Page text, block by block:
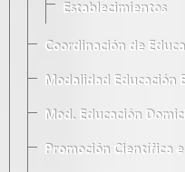
Establecimientos
Coordinación de
Modalidad Educación
Mod. Educación
Promoción Científica